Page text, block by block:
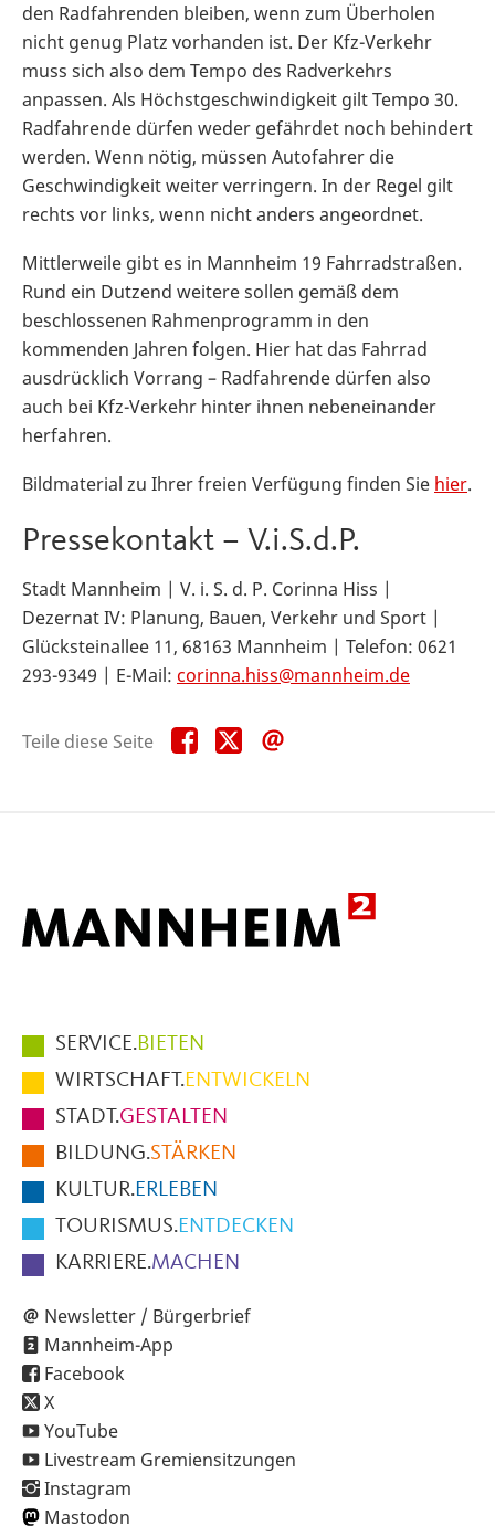
den Radfahrenden bleiben, wenn zum Überholen
nicht genug Platz vorhanden ist. Der Kfz-Verkehr
muss sich also dem Tempo des Radverkehrs
anpassen. Als Höchstgeschwindigkeit gilt Tempo 30.
Radfahrende dürfen weder gefährdet noch behindert
werden. Wenn nötig, müssen Autofahrer die
Geschwindigkeit weiter verringern. In der Regel gilt
rechts vor links, wenn nicht anders angeordnet.
Mittlerweile gibt es in Mannheim 19 Fahrradstraßen.
Rund ein Dutzend weitere sollen gemäß dem
beschlossenen Rahmenprogramm in den
kommenden Jahren folgen. Hier hat das Fahrrad
ausdrücklich Vorrang – Radfahrende dürfen also
auch bei Kfz-Verkehr hinter ihnen nebeneinander
herfahren.
Bildmaterial zu Ihrer freien Verfügung finden Sie hier.
Pressekontakt – V.i.S.d.P.
Stadt Mannheim | V. i. S. d. P. Corinna Hiss |
Dezernat IV: Planung, Bauen, Verkehr und Sport |
Glücksteinallee 11, 68163 Mannheim | Telefon: 0621
293-9349 | E-Mail: corinna.hiss@mannheim.de
Teile diese Seite Teile
diese
Teile
diese
Hauptmenüpunkte
im
Fußbereich
der
Seite
SERVICE.BIETEN
WIRTSCHAFT.ENTWICKELN
STADT.GESTALTEN
BILDUNG.STÄRKEN
KULTUR.ERLEBEN
TOURISMUS.ENTDECKEN
KARRIERE.MACHEN
Newsletter / Bürgerbrief
Mannheim-App
Facebook
X
YouTube
Livestream Gremiensitzungen
Instagram
Mastodon